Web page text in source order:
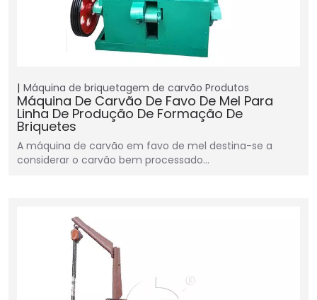
Máquina de briquetagem de carvão Produtos
Máquina De Carvão De Favo De Mel Para
Linha De Produção De Formação De
Briquetes
A máquina de carvão em favo de mel destina-se a
considerar o carvão bem processado…